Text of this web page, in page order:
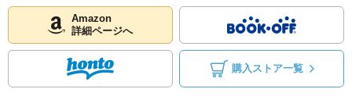
Amazon
詳細ページへ
購入ストア一覧